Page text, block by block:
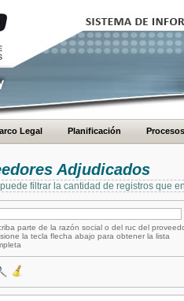
Legal Planificación Procesos
Adjudicados
filtrar la cantidad de registros que
parte de la razón social o del ruc del
la tecla flecha abajo para obtener la lista